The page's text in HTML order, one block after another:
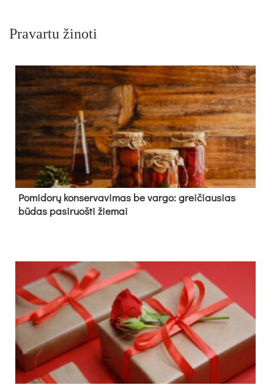
Pravartu žinoti
Pomidorų konservavimas be vargo: greičiausias
būdas pasiruošti žiemai